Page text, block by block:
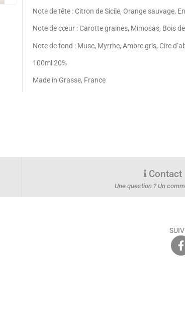
Note de tête : Citron de Sicile, Orange sauvage,
Note de cœur : Carotte graines, Mimosas, Bois
Note de fond : Musc, Myrrhe, Ambre gris, Cire
100ml 20%
Made in Grasse, France
Contact
Une question ? Un